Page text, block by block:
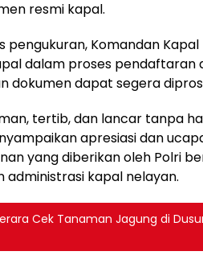
resmi kapal.
Komandan Kapal
dalam proses pendaftaran
dokumen dapat segera
tertib, dan lancar tanpa
apresiasi dan
yang diberikan oleh Polri
kapal nelayan.
Cek Tanaman Jagung di